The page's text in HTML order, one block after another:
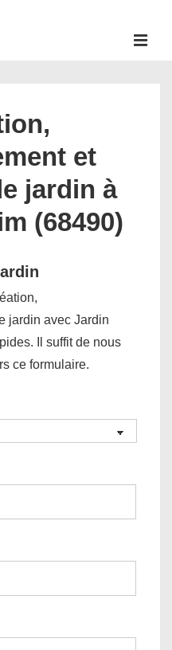
et
jardin à
(68490)
jardin avec Jardin
Il suffit de nous
ce formulaire.